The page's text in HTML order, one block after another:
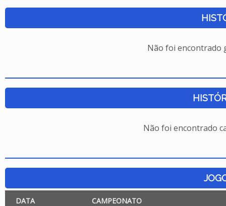
Não foi encontrado
Não foi encontrado
DATA CAMPEONATO